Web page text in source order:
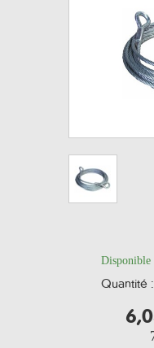
Disponible
quantité :